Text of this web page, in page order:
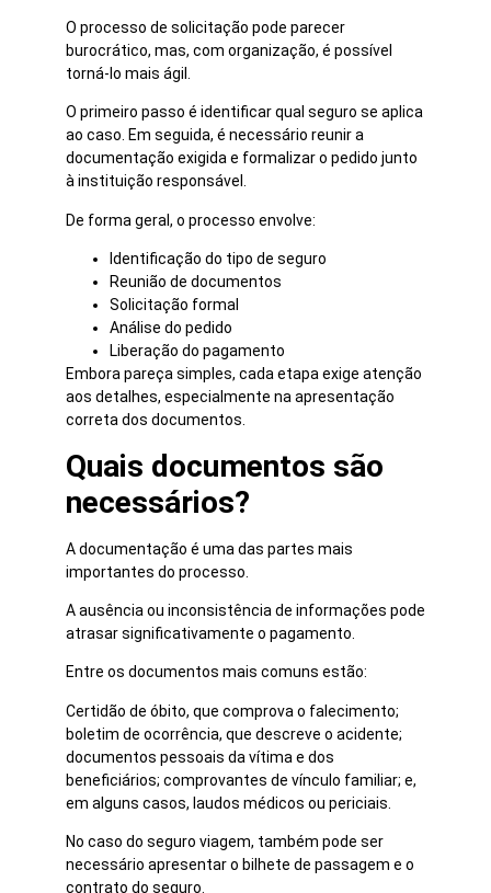
O processo de solicitação pode parecer
burocrático, mas, com organização, é possível
torná-lo mais ágil.
O primeiro passo é identificar qual seguro se aplica
ao caso. Em seguida, é necessário reunir a
documentação exigida e formalizar o pedido junto
à instituição responsável.
De forma geral, o processo envolve:
Identificação do tipo de seguro
Reunião de documentos
Solicitação formal
Análise do pedido
Liberação do pagamento
Embora pareça simples, cada etapa exige atenção
aos detalhes, especialmente na apresentação
correta dos documentos.
Quais documentos são
necessários?
A documentação é uma das partes mais
importantes do processo.
A ausência ou inconsistência de informações pode
atrasar significativamente o pagamento.
Entre os documentos mais comuns estão:
Certidão de óbito, que comprova o falecimento;
boletim de ocorrência, que descreve o acidente;
documentos pessoais da vítima e dos
beneficiários; comprovantes de vínculo familiar; e,
em alguns casos, laudos médicos ou periciais.
No caso do seguro viagem, também pode ser
necessário apresentar o bilhete de passagem e o
contrato do seguro.